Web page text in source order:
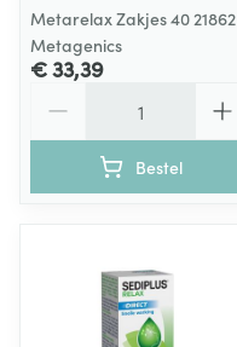
Metarelax Zakjes 40 21862
Metagenics
€ 33,39
Bestel